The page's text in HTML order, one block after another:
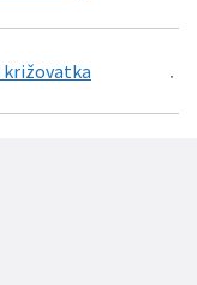
križovatka